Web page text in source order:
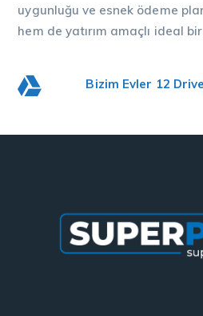
uygunluğu ve esnek ödeme
hem de yatırım amaçlı ideal
Bizim Evler 12 Drive